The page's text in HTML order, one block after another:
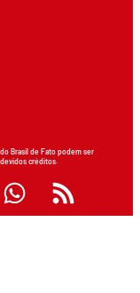
Brasil de Fato podem ser
créditos.